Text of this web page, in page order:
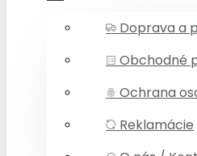
Doprava a
Obchodné
Ochrana
Reklamácie